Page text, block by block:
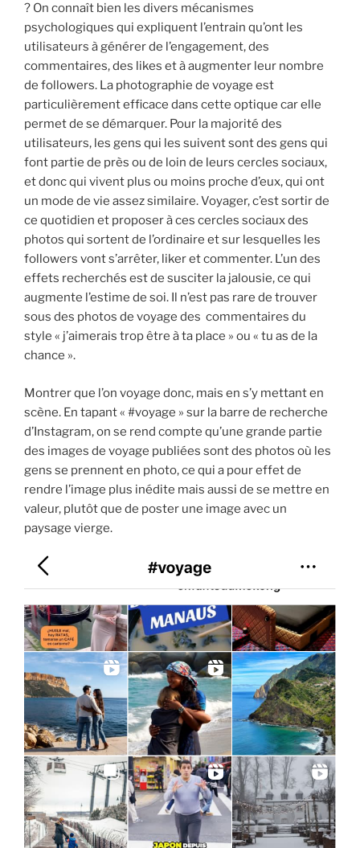
? On connaît bien les divers mécanismes
psychologiques qui expliquent l’entrain qu’ont les
utilisateurs à générer de l’engagement, des
commentaires, des likes et à augmenter leur nombre
de followers. La photographie de voyage est
particulièrement efficace dans cette optique car elle
permet de se démarquer. Pour la majorité des
utilisateurs, les gens qui les suivent sont des gens qui
font partie de près ou de loin de leurs cercles sociaux,
et donc qui vivent plus ou moins proche d’eux, qui ont
un mode de vie assez similaire. Voyager, c’est sortir de
ce quotidien et proposer à ces cercles sociaux des
photos qui sortent de l’ordinaire et sur lesquelles les
followers vont s’arrêter, liker et commenter. L’un des
effets recherchés est de susciter la jalousie, ce qui
augmente l’estime de soi. Il n’est pas rare de trouver
sous des photos de voyage des commentaires du
style « j’aimerais trop être à ta place » ou « tu as de la
chance ».
Montrer que l’on voyage donc, mais en s’y mettant en
scène. En tapant « #voyage » sur la barre de recherche
d’Instagram, on se rend compte qu’une grande partie
des images de voyage publiées sont des photos où les
gens se prennent en photo, ce qui a pour effet de
rendre l’image plus inédite mais aussi de se mettre en
valeur, plutôt que de poster une image avec un
paysage vierge.